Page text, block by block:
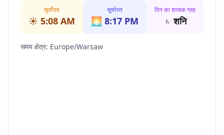
सूर्योदय
☀️ 5:08 AM
सूर्यास्त
🌅 8:17 PM
दिन का शासक ग्रह
♄ शनि
समय क्षेत्र: Europe/Warsaw